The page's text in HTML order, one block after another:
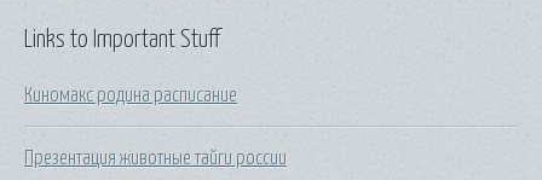
Links to Important Stuff
Киномакс родина расписание
Презентация животные тайги россии